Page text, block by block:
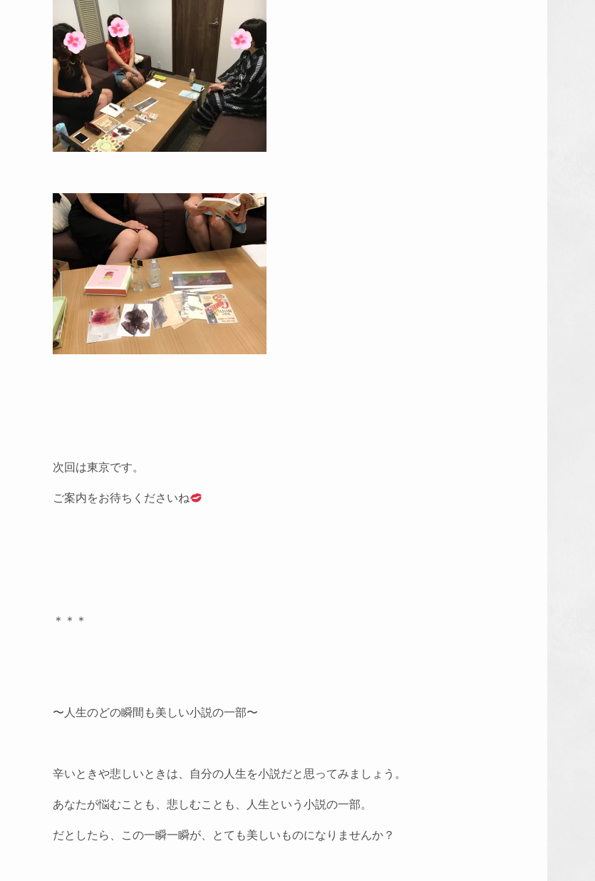
次回は東京です。
ご案内をお待ちくださいね
＊＊＊
〜人生のどの瞬間も美しい小説の一部〜
辛いときや悲しいときは、自分の人生を小説だと思ってみましょう。
あなたが悩むことも、悲しむことも、人生という小説の一部。
だとしたら、この一瞬一瞬が、とても美しいものになりませんか？